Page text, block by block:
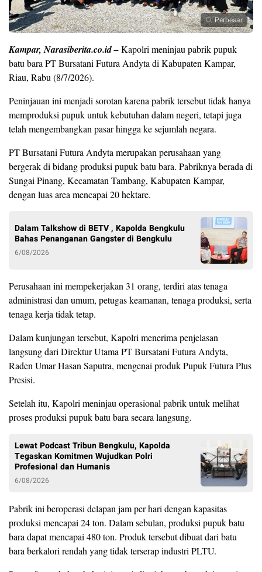
Perbesar
Kampar, Narasiberita.co.id –Kapolri meninjau pabrik pupuk
batu bara PT Bursatani Futura Andyta di Kabupaten Kampar,
Riau, Rabu (8/7/2026).
Peninjauan ini menjadi sorotan karena pabrik tersebut tidak hanya
memproduksi pupuk untuk kebutuhan dalam negeri, tetapi juga
telah mengembangkan pasar hingga ke sejumlah negara.
PT Bursatani Futura Andyta merupakan perusahaan yang
bergerak di bidang produksi pupuk batu bara. Pabriknya berada di
Sungai Pinang, Kecamatan Tambang, Kabupaten Kampar,
dengan luas area mencapai 20 hektare.
Dalam Talkshow di BETV , Kapolda Bengkulu
Bahas Penanganan Gangster di Bengkulu
6/08/2026
Perusahaan ini mempekerjakan 31 orang, terdiri atas tenaga
administrasi dan umum, petugas keamanan, tenaga produksi, serta
tenaga kerja tidak tetap.
Dalam kunjungan tersebut, Kapolri menerima penjelasan
langsung dari Direktur Utama PT Bursatani Futura Andyta,
Raden Umar Hasan Saputra, mengenai produk Pupuk Futura Plus
Presisi.
Setelah itu, Kapolri meninjau operasional pabrik untuk melihat
proses produksi pupuk batu bara secara langsung.
Lewat Podcast Tribun Bengkulu, Kapolda
Tegaskan Komitmen Wujudkan Polri
Profesional dan Humanis
6/08/2026
Pabrik ini beroperasi delapan jam per hari dengan kapasitas
produksi mencapai 24 ton. Dalam sebulan, produksi pupuk batu
bara dapat mencapai 480 ton. Produk tersebut dibuat dari batu
bara berkalori rendah yang tidak terserap industri PLTU.